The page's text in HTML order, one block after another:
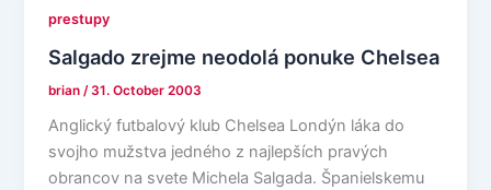
prestupy
Salgado zrejme neodolá ponuke Chelsea
brian /31. October 2003
Anglický futbalový klub Chelsea Londýn láka do
svojho mužstva jedného z najlepších pravých
obrancov na svete Michela Salgada. Španielskemu